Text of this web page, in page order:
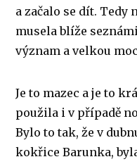
a začalo se dít. Tedy
musela blíže
význam a velkou moc
Je to mazec a je to
použila i v případě
Bylo to tak, že v
kokřice Barunka,